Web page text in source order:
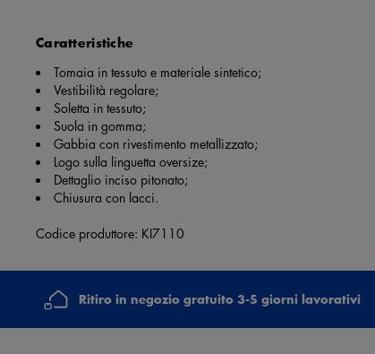
Caratteristiche
Tomaia in tessuto e materiale sintetico;
Vestibilità regolare;
Soletta in tessuto;
Suola in gomma;
Gabbia con rivestimento metallizzato;
Logo sulla linguetta oversize;
Dettaglio inciso pitonato;
Chiusura con lacci.
Codice produttore: KI7110
Ritiro in negozio gratuito 3-5 giorni lavorativi